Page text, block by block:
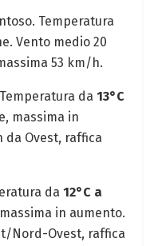
Temperatura
Vento medio 20
53 km/h.
da 13°C
massima in
da Ovest, raffica
da 12°C a
in aumento.
Nord-Ovest, raffica